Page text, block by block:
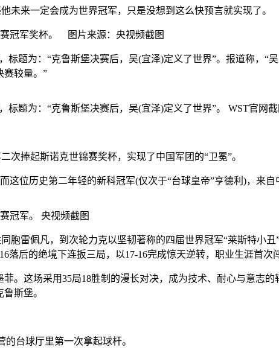
来一定会成为世界冠军，只是没想到这么快预言就实现了。
赛冠军奖杯。 图片来源：央视频截图
为：“克鲁斯堡决赛后，吴(宜泽)定义了世界”。报道称，“
赛较量。”
题为：“克鲁斯堡决赛后，吴(宜泽)定义了世界”。 WST官网截
捧起斯诺克世锦赛奖杯，实现了中国军团的“卫冕”。
位历史第二年轻的新科冠军(仅次于“台球皇帝”亨德利)，来自
冠军。 央视频截图
雷佩凡，到次轮力克以坚韧著称的四届世界冠军“莱斯特小丑
落后的绝境下连扳三局，以17-16完成惊天逆转，职业生涯首次
这场采用35局18胜制的漫长对决，成为技术、耐心与意志的
斯堡。
台球厅里第一次拿起球杆。